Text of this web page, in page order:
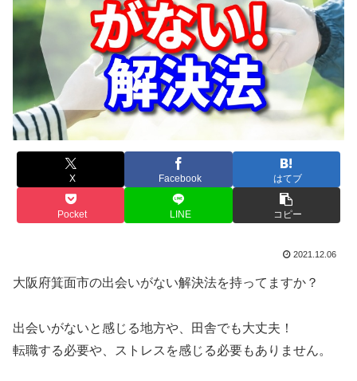
X Facebook はてブ
Pocket LINE コピー
2021.12.06
大阪府箕面市の出会いがない解決法を持ってますか？
出会いがないと感じる地方や、田舎でも大丈夫！
転職する必要や、ストレスを感じる必要もありません。